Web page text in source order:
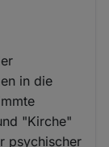
in die
"Kirche"
psychischer